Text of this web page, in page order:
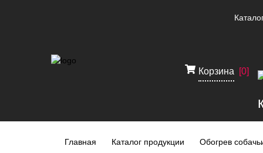
Корзина [0]
Главная Каталог продукции Обогрев